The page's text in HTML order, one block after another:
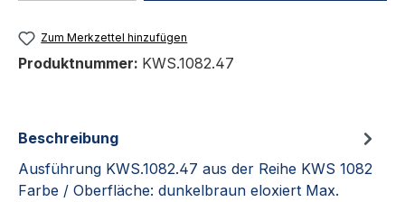
Zum Merkzettel hinzufügen
Produktnummer: KWS.1082.47
Beschreibung
Ausführung KWS.1082.47 aus der Reihe KWS 1082
Farbe / Oberfläche: dunkelbraun eloxiert Max.